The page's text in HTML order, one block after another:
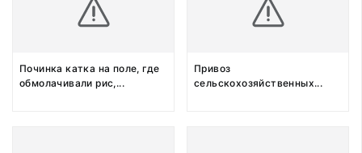
Починка катка на поле, где
обмолачивали рис,...
Привоз
сельскохозяйственных...